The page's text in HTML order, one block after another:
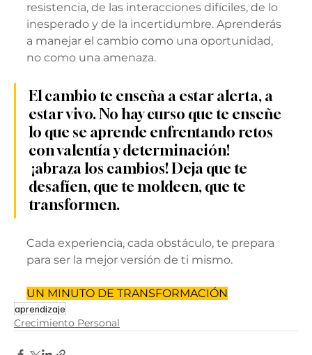
resistencia, de las interacciones difíciles, de lo
inesperado y de la incertidumbre. Aprenderás
a manejar el cambio como una oportunidad,
no como una amenaza.
El cambio te enseña a estar alerta, a
estar vivo. No hay curso que te enseñe
lo que se aprende enfrentando retos
con valentía y determinación!
¡abraza los cambios! Deja que te
desafíen, que te moldeen, que te
transformen.
Cada experiencia, cada obstáculo, te prepara
para ser la mejor versión de ti mismo.
UN MINUTO DE TRANSFORMACIÓN
aprendizaje
Crecimiento Personal